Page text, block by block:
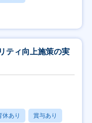
ティ向上施策の実
休あり 賞与あり